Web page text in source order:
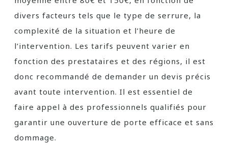
divers facteurs tels que le type de serrure, la
complexité de la situation et l’heure de
l’intervention. Les tarifs peuvent varier en
fonction des prestataires et des régions, il est
donc recommandé de demander un devis précis
avant toute intervention. Il est essentiel de
faire appel à des professionnels qualifiés pour
garantir une ouverture de porte efficace et sans
dommage.